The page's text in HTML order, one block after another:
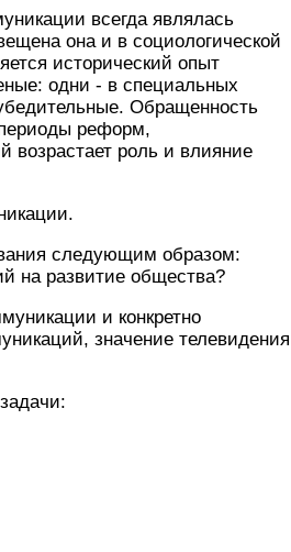
всегда являлась
она и в социологической
исторический опыт
одни - в специальных
Обращенность
реформ,
возрастает роль и влияние
следующим образом:
на развитие общества?
и конкретно
значение телевидения